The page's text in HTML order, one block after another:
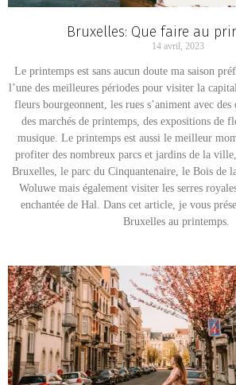
Bruxelles: Que faire au
14 avril, 2023
Le printemps est sans aucun doute ma saison
l’une des meilleures périodes pour visiter la
fleurs bourgeonnent, les rues s’animent avec
des marchés de printemps, des expositions de
musique. Le printemps est aussi le meilleur
profiter des nombreux parcs et jardins de la
Bruxelles, le parc du Cinquantenaire, le Bois de
Woluwe mais également visiter les serres
enchantée de Hal. Dans cet article, je vous
Bruxelles au printemps.